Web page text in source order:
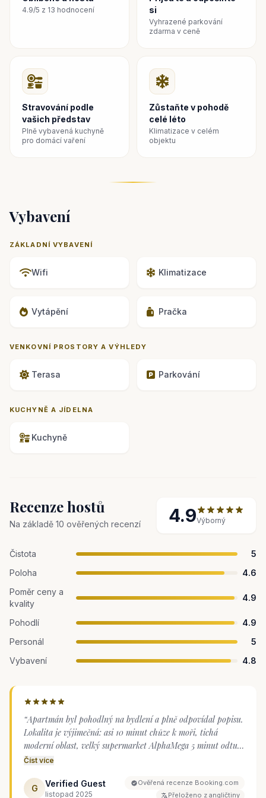
relaxace a objevování přímo u vašich dveří.
4.9/5 z 13 hodnocení
si
Vyhrazené parkování
zdarma v ceně
Stravování podle
vašich představ
Plně vybavená kuchyně
pro domácí vaření
Zůstaňte v pohodě
celé léto
Klimatizace v celém
objektu
Vybavení
ZÁKLADNÍ VYBAVENÍ
Wifi Klimatizace
Vytápění Pračka
VENKOVNÍ PROSTORY A VÝHLEDY
Terasa Parkování
KUCHYNĚ A JÍDELNA
Kuchyně
Recenze hostů
Na základě 10 ověřených recenzí 4.9Výborný
Čistota
5
Poloha
4.6
Poměr ceny a
kvality
4.9
Pohodlí
4.9
Personál
5
Vybavení
4.8
“Apartmán byl pohodlný na bydlení a plně odpovídal popisu.
Lokalita je výjimečná: asi 10 minut chůze k moři, tichá
moderní oblast, velký supermarket AlphaMega 5 minut odtud
a autobusová zastávka pro linku 20 v blízkosti, což je
bylo všechno čisté a všechny podstatné věci pro relaxaci i
Číst více
G Verified Guest
listopad 2025
Ověřená recenze Booking.com
Přeloženo z angličtiny